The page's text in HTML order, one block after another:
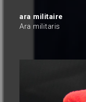
ara militaire
Ara militaris